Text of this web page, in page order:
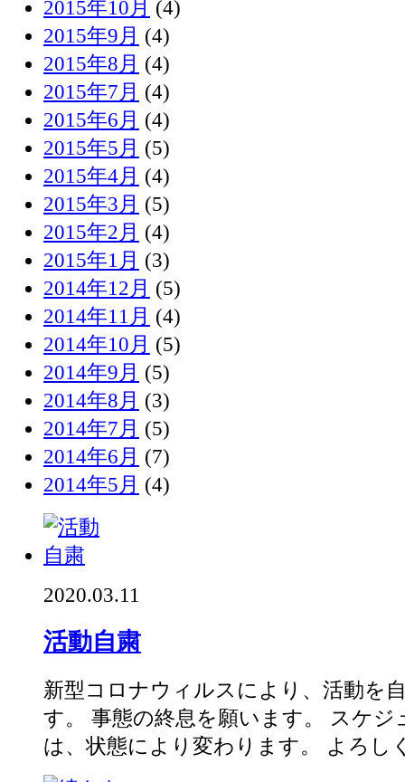
2015年10月 (4)
2015年9月 (4)
2015年8月 (4)
2015年7月 (4)
2015年6月 (4)
2015年5月 (5)
2015年4月 (4)
2015年3月 (5)
2015年2月 (4)
2015年1月 (3)
2014年12月 (5)
2014年11月 (4)
2014年10月 (5)
2014年9月 (5)
2014年8月 (3)
2014年7月 (5)
2014年6月 (7)
2014年5月 (4)
2020.03.11
活動自粛
新型コロナウィルスにより、活動を
す。 事態の終息を願います。 スケジ
は、状態により変わります。 よろし